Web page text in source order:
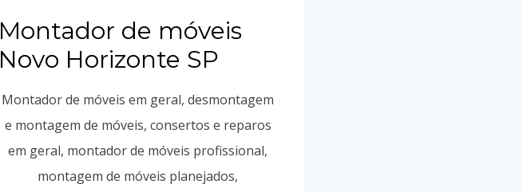
Montador de móveis
Novo Horizonte SP
Montador de móveis em geral, desmontagem
e montagem de móveis, consertos e reparos
em geral, montador de móveis profissional,
montagem de móveis planejados,